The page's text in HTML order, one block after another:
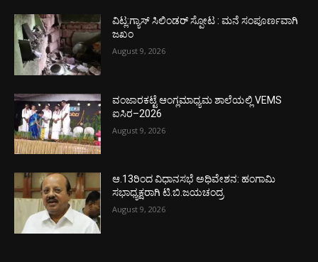
ವಿಟ್ಲ:ಗ್ಯಾಸ್ ಸಿಲಿಂಡರ್ ಸ್ಪೋಟ : ಮನೆ ಸಂಪೂರ್ಣವಾಗಿ
ಜಖಂ
August 9, 2026
ವಂಜಾರಕಟ್ಟೆ ಆಂಗ್ಲಮಾಧ್ಯಮ ಶಾಲೆಯಲ್ಲಿ VEMS
ಐಸಿರ–2026
August 9, 2026
ಆ.13ರಿಂದ ವಿಧಾನಸಭೆ ಅಧಿವೇಶನ: ಹಂಗಾಮಿ
ಸಭಾಧ್ಯಕ್ಷರಾಗಿ ಟಿ.ಬಿ.ಜಯಚಂದ್ರ
August 9, 2026